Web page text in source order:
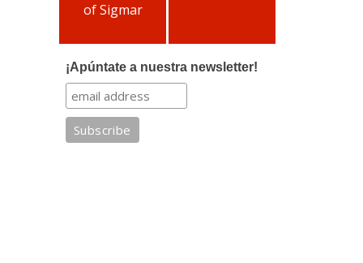
of Sigmar
¡Apúntate a nuestra newsletter!